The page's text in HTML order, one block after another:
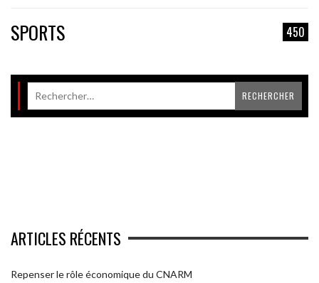
SPORTS 450
ARTICLES RÉCENTS
Repenser le rôle économique du CNARM